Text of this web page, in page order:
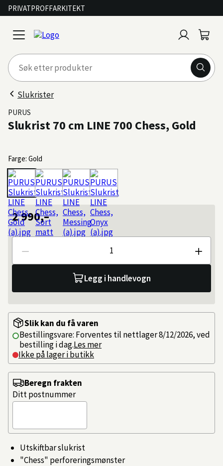
PRIVATPROFFARKITEKT
open
menu
inn
Slukrister
PURUS
Slukrist 70 cm LINE 700 Chess, Gold
Farge: Gold
2 990,–
Antall
Legg i handlevogn
Slik kan du få varen
Bestillingsvare: Forventes til nettlager 8/12/2026, ved
bestilling i dag.Les mer
Ikke på lager i butikk
Utskiftbar slukrist
"Chess" perforeringsmønster
Beregn frakten
Ditt postnummer